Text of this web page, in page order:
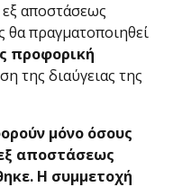
αποστάσεως
θα πραγματοποιηθεί
προφορική
της διαύγειας της
μόνο όσους
αποστάσεως
Η συμμετοχή